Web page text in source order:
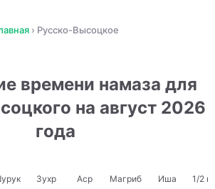
› Русско-Высоцкое
времени намаза для
на август 2026
года
Зухр Аср Магриб Иша 1/2